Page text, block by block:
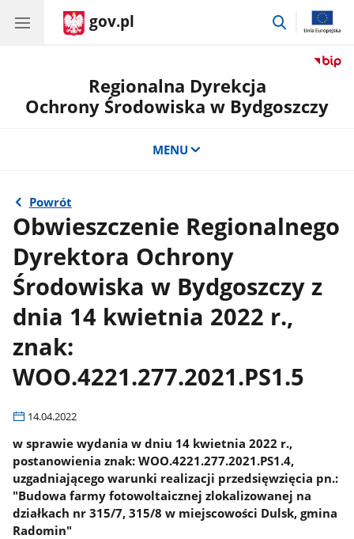
gov.pl
przejdź
Regionalna Dyrekcja
Ochrony Środowiska w Bydgoszczy
MENU
Powrót
Obwieszczenie Regionalnego
Dyrektora Ochrony
Środowiska w Bydgoszczy z
dnia 14 kwietnia 2022 r.,
znak:
WOO.4221.277.2021.PS1.5
14.04.2022
w sprawie wydania w dniu 14 kwietnia 2022 r.,
postanowienia znak: WOO.4221.277.2021.PS1.4,
uzgadniającego warunki realizacji przedsięwzięcia pn.:
"Budowa farmy fotowoltaicznej zlokalizowanej na
działkach nr 315/7, 315/8 w miejscowości Dulsk, gmina
Radomin"